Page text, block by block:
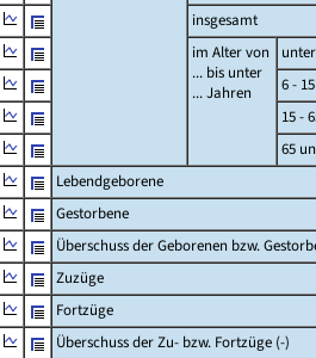
insgesamt
im Alter von
... bis unter
... Jahren
6 - 15
15 -
65
Lebendgeborene
Gestorbene
Überschuss der Geborenen bzw.
Zuzüge
Fortzüge
Überschuss der Zu- bzw. Fortzüge (-)